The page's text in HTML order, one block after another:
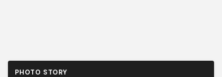
PHOTO STORY